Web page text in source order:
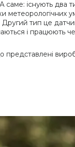
існують два
метеорологічних
Другий тип це
і працюють
представлені